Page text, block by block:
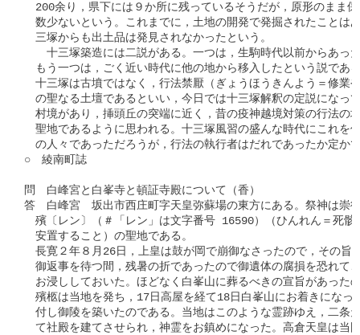
200余り，県下には９か所に残っているそうだが，原形のまま
数少ないという。これまでに，土地の開発で発掘されたことは
三塚からも出土品は発見されなかったという。
十三塚築造には二説がある。一つは，生駒時代以前からあっ
もう一つは，ごく近い時代に他の地から移入したという説であ
十三塚は古墳ではなく，行法禁厭（ぎょうほうきんよう＝修業
の聖なる土壇であるといい，今日では十三塚解釈の定説になっ
村境があり，挿頭丘の突端に近く，昔の疫神越境対策の行法の
聖地であるように思われる。十三塚風習の盛んな時代にこれを
の人々であっただろうが，行法の執行者はだれであったか定か
○　綾南町誌
問　白峰宮と白峯寺と頓証寺殿について（香）
答　白峰宮　坂出市西庄町字天皇弥蘇場の東方にある。祭神は崇
殯〔レン〕（＃「レン」は文字番号 16590）（ひんれん＝死骸
安置すること）の聖地である。
長寛２年８月26日，上皇は鼓が岡で崩御なさったので，その旨
御返事を待つ間，残暑の折であったので御遺体の腐損を恐れて
お浸ししておいた。ほどなく白峯山に葬るべきの宣旨があった
殯柩は当地を発ち，17日高屋を経て18日白峯山にお着きになっ
付し御陵を築いたのである。当地はこのような霊跡ゆえ，二条
て社殿を建てさせられ，神霊をお鎮めになった。高倉天皇は当